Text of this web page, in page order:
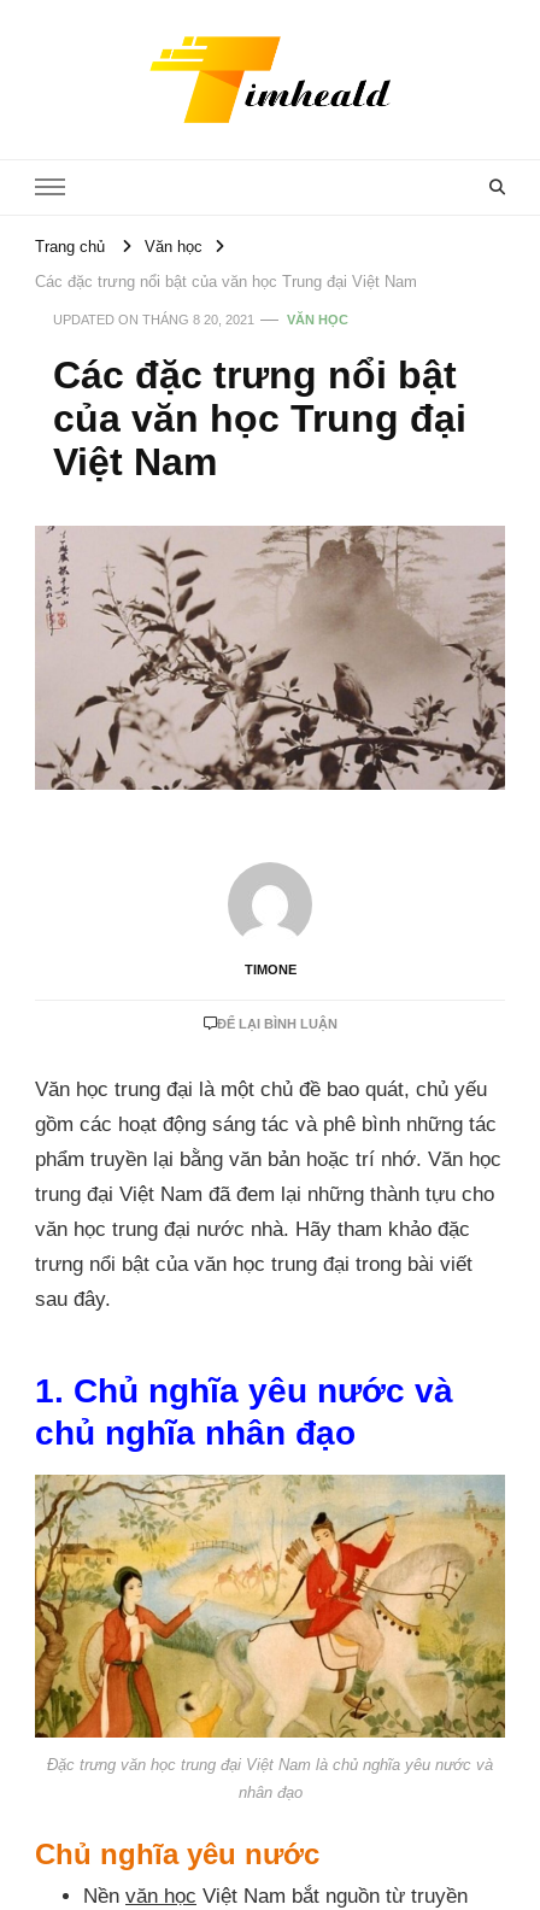
Trang chủ
Văn học
Các đặc trưng nổi bật của văn học Trung đại Việt Nam
UPDATED ON THÁNG 8 20, 2021 VĂN HỌC
Các đặc trưng nổi bật
của văn học Trung đại
Việt Nam
TIMONE
ĐỂ LẠI BÌNH LUẬNTẠI
TRƯNG
NỔI
CỦA
VĂN
HỌC
TRUNG
VIỆT
Văn học trung đại là một chủ đề bao quát, chủ yếu
gồm các hoạt động sáng tác và phê bình những tác
phẩm truyền lại bằng văn bản hoặc trí nhớ. Văn học
trung đại Việt Nam đã đem lại những thành tựu cho
văn học trung đại nước nhà. Hãy tham khảo đặc
trưng nổi bật của văn học trung đại trong bài viết
sau đây.
1. Chủ nghĩa yêu nước và
chủ nghĩa nhân đạo
Đặc trưng văn học trung đại Việt Nam là chủ nghĩa yêu nước và
nhân đạo
Chủ nghĩa yêu nước
Nền văn học Việt Nam bắt nguồn từ truyền